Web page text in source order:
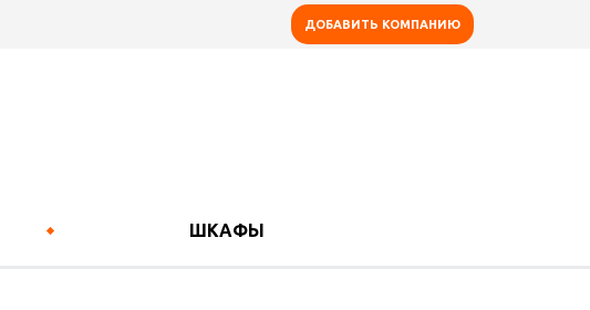
ДОБАВИТЬ КОМПАНИЮ
ШКАФЫ